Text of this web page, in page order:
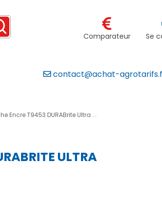
Comparateur Se
contact@achat-
Encre T9453 DURABrite Ultra ...
ULTRA